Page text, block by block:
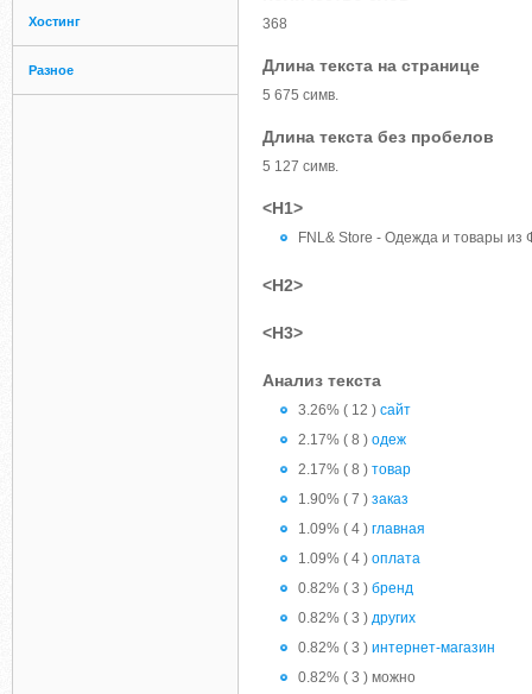
Хостинг
Разное
368
Длина текста на странице
5 675 симв.
Длина текста без пробелов
5 127 симв.
<H1>
FNL& Store - Одежда и товары из
<H2>
<H3>
Анализ текста
3.26% ( 12 ) сайт
2.17% ( 8 ) одеж
2.17% ( 8 ) товар
1.90% ( 7 ) заказ
1.09% ( 4 ) главная
1.09% ( 4 ) оплата
0.82% ( 3 ) бренд
0.82% ( 3 ) других
0.82% ( 3 ) интернет-магазин
0.82% ( 3 ) можно